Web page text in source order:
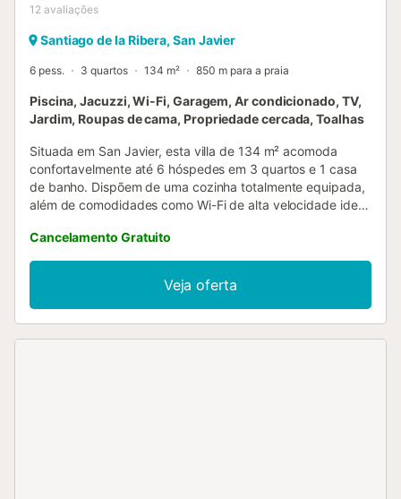
12 avaliações
Santiago de la Ribera, San Javier
6 pess. 3 quartos 134 m² 850 m para a praia
Piscina, Jacuzzi, Wi-Fi, Garagem, Ar condicionado, TV,
Jardim, Roupas de cama, Propriedade cercada, Toalhas
Situada em San Javier, esta villa de 134 m² acomoda
confortavelmente até 6 hóspedes em 3 quartos e 1 casa
de banho. Dispõem de uma cozinha totalmente equipada,
além de comodidades como Wi-Fi de alta velocidade ideal
ar condicionado na sala e nos quartos. No exterior, podem
desfrutar do jardim privado e de um terraço descoberto,
perfeitos para relaxar ou refeições ao ar livre. A piscina
exterior privada oferece um espaço refrescante, enquanto
o grelhador permite preparar refeições saborosas no
Cancelamento Gratuito
Veja oferta